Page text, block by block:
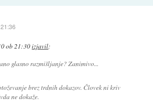
ob 21:30izjavil:
glasno razmišljanje? Zanimivo...
brez trdnih dokazov. Človek ni kriv
ne dokaže.